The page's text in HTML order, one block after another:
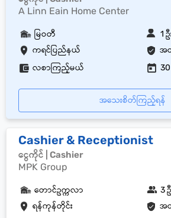
A Linn Eain Home Center
ကရင်ပြည်နယ် အ
မြဝတီ 1 ဦ
လစာကြည့်မယ်
အသေးစိတ်ကြည့်ရန်
Cashier & Receptionist
ငွေကိုင် | Cashier
MPK Group
ရန်ကုန်တိုင်း အ
တောင်ဥက္ကလာ 3